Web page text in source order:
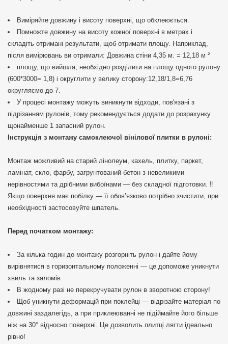
Виміряйте довжину і висоту поверхні, що обклеюється.
Помножте довжину на висоту кожної поверхні в метрах і
складіть отримані результати, щоб отримати площу. Наприклад,
після вимірювань ви отримали: Довжина стіни 4,35 м. = 12,18 м ²
площу, що вийшла, необхідно розділити на площу одного рулону
(600*3000= 1,8) і округлити у велику сторону:12,18/1,8=6,76
округляємо до 7.
У процесі монтажу можуть виникнути відходи, пов'язані з
підрізанням рулонів, тому рекомендується додати до розрахунку
щонайменше 1 запасний рулон.
Інструкція з монтажу самоклеючої вінілової плитки в рулоні:
Монтаж можливий на старий лінолеум, кахель, плитку, паркет,
ламінат, скло, фарбу, загрунтований бетон з невеликими
нерівностями та дрібними вибоїнами — без складної підготовки. ‼️
Якщо поверхня має побілку — її обов’язково потрібно зчистити, при
необхідності застосовуйте шпатель.
Перед початком монтажу:
За кілька годин до монтажу розгорніть рулон і дайте йому
вирівнятися в горизонтальному положенні — це допоможе уникнути
хвиль та заломів.
В жодному разі не перекручувати рулон в зворотною сторону!
Щоб уникнути деформацій при поклейці — відрізайте матеріал по
довжині заздалегідь, а при приклеюванні не підіймайте його більше
ніж на 30° відносно поверхні. Це дозволить плитці лягти ідеально
рівно!